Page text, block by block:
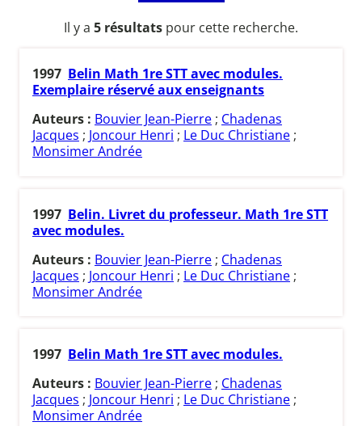
Il y a 5 résultats pour cette recherche.
1997 Belin Math 1re STT avec modules.
Exemplaire réservé aux enseignants
Auteurs : Bouvier Jean-Pierre ; Chadenas
Jacques ; Joncour Henri ; Le Duc Christiane ;
Monsimer Andrée
1997 Belin. Livret du professeur. Math 1re STT
avec modules.
Auteurs : Bouvier Jean-Pierre ; Chadenas
Jacques ; Joncour Henri ; Le Duc Christiane ;
Monsimer Andrée
1997 Belin Math 1re STT avec modules.
Auteurs : Bouvier Jean-Pierre ; Chadenas
Jacques ; Joncour Henri ; Le Duc Christiane ;
Monsimer Andrée